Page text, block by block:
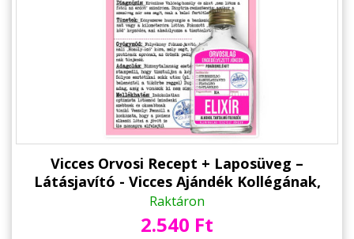
Vicces Orvosi Recept + Laposüveg –
Látásjavító - Vicces Ajándék Kollégának,
Havernak
Raktáron
2.540 Ft